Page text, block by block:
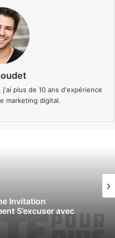
plus de 10 ans d'expérience
marketing digital.
Invitation
pour